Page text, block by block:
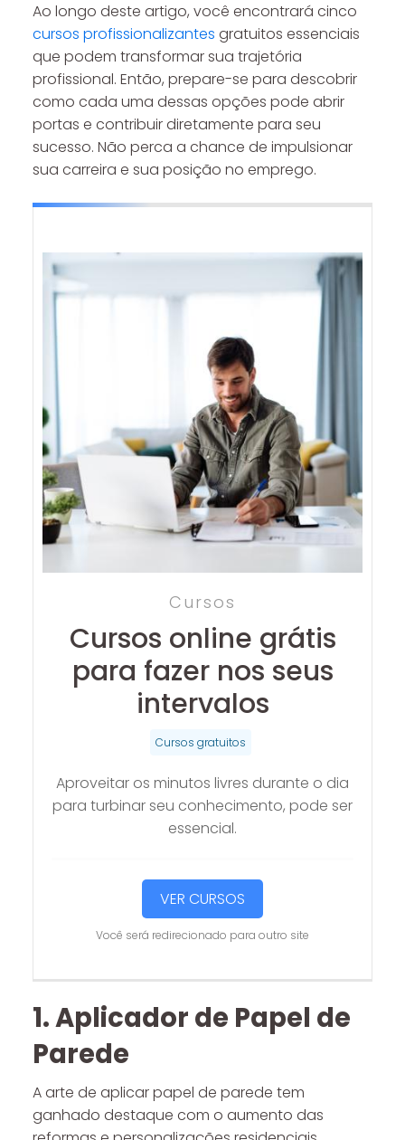
Ao longo deste artigo, você encontrará cinco
cursos profissionalizantes gratuitos essenciais
que podem transformar sua trajetória
profissional. Então, prepare-se para descobrir
como cada uma dessas opções pode abrir
portas e contribuir diretamente para seu
sucesso. Não perca a chance de impulsionar
sua carreira e sua posição no emprego.
Cursos
Cursos online grátis
para fazer nos seus
intervalos
Cursos gratuitos
Aproveitar os minutos livres durante o dia
para turbinar seu conhecimento, pode ser
essencial.
VER CURSOS
Você será redirecionado para outro site
1. Aplicador de Papel de
Parede
A arte de aplicar papel de parede tem
ganhado destaque com o aumento das